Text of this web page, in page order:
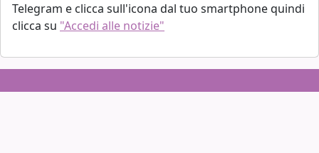
Telegram e clicca sull'icona dal tuo smartphone quindi
clicca su "Accedi alle notizie"